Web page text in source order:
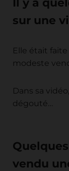
sur une
Elle était
modeste
Dans sa
dégouté…
vendu